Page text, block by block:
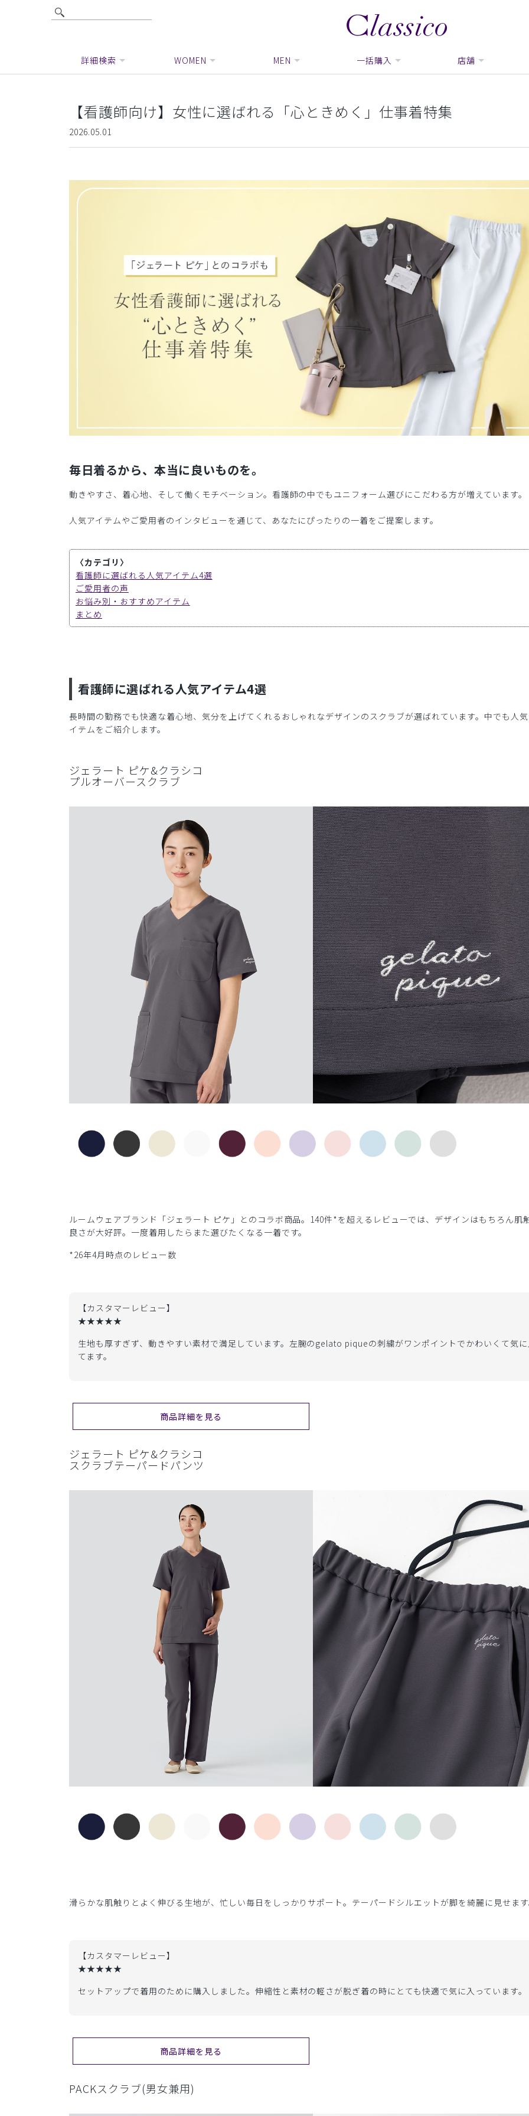
詳細検索 WOMEN MEN 一括購入 店舗
【看護師向け】女性に選ばれる「心ときめく」仕事着特集
2026.05.01
毎日着るから、本当に良いものを。
動きやすさ、着心地、そして働くモチベーション。看護師の中でもユニフォーム選びにこだわる方が増えています。
人気アイテムやご愛用者のインタビューを通じて、あなたにぴったりの一着をご提案します。
〈カテゴリ〉
看護師に選ばれる人気アイテム4選
ご愛用者の声
お悩み別・おすすめアイテム
まとめ
看護師に選ばれる人気アイテム4選
長時間の勤務でも快適な着心地、気分を上げてくれるおしゃれなデザインのスクラブが選ばれています。中でも人
イテムをご紹介します。
ジェラート ピケ&クラシコ
プルオーバースクラブ
ルームウェアブランド「ジェラート ピケ」とのコラボ商品。140件*を超えるレビューでは、デザインはもちろん肌
良さが大好評。一度着用したらまた選びたくなる一着です。
*26年4月時点のレビュー数
【カスタマーレビュー】
★★★★★
生地も厚すぎず、動きやすい素材で満足しています。左腕のgelato piqueの刺繍がワンポイントでかわいくて気
てます。
商品詳細を見る
ジェラート ピケ&クラシコ
スクラブテーパードパンツ
滑らかな肌触りとよく伸びる生地が、忙しい毎日をしっかりサポート。テーパードシルエットが脚を綺麗に見せま
【カスタマーレビュー】
★★★★★
セットアップで着用のために購入しました。伸縮性と素材の軽さが脱ぎ着の時にとても快適で気に入っています。
商品詳細を見る
PACKスクラブ(男女兼用)